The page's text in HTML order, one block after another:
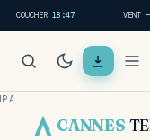
COUCHER18:47 VENT —
CANNES
D'INSCRIPTION